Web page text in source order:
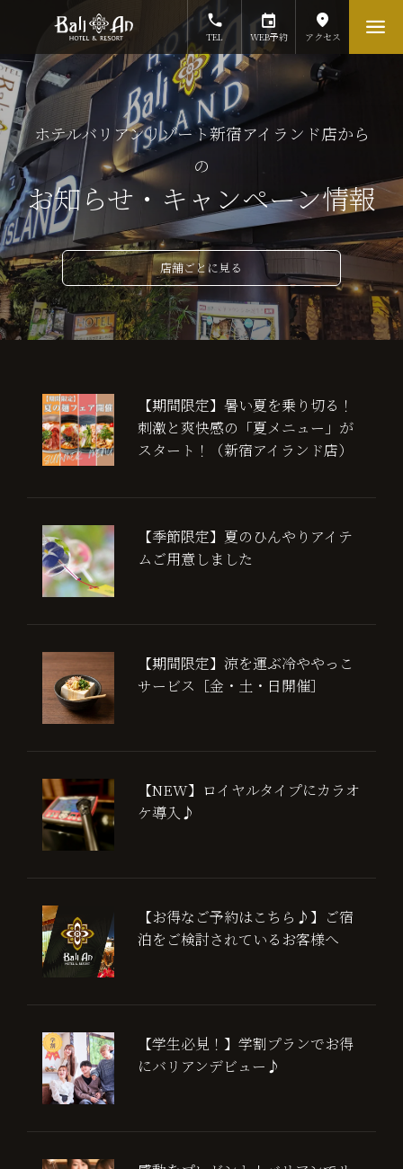
TEL WEB予約 アクセス
ホテルバリアンリゾート新宿アイランド店から
の
お知らせ・キャンペーン情報
店舗ごとに見る
【期間限定】暑い夏を乗り切る！
刺激と爽快感の「夏メニュー」が
スタート！（新宿アイランド店）
【季節限定】夏のひんやりアイテ
ムご用意しました
【期間限定】涼を運ぶ冷ややっこ
サービス［金・土・日開催］
【NEW】ロイヤルタイプにカラオ
ケ導入♪
【お得なご予約はこちら♪】ご宿
泊をご検討されているお客様へ
【学生必見！】学割プランでお得
にバリアンデビュー♪